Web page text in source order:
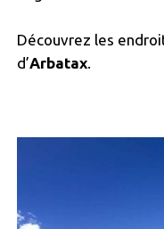
Découvrez les
d’Arbatax.